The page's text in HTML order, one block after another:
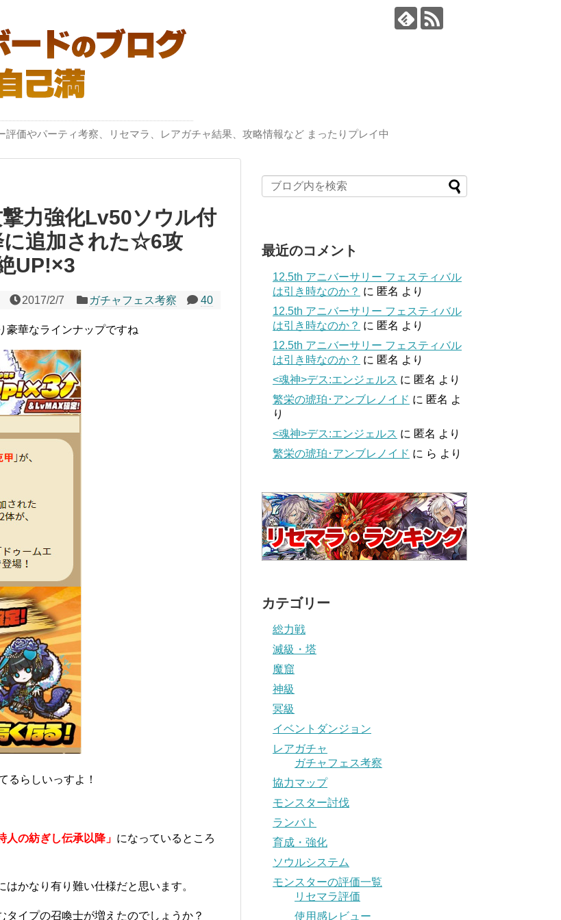
価やパーティ考察、リセマラ、レアガチャ結果、攻略情報など まったりプレイ中
力強化Lv50ソウル付
に追加された☆6攻
UP!×3
2017/2/7 ガチャフェス考察 40
豪華なラインナップですね
るらしいっすよ！
人の紡ぎし伝承以降」 になっているところ
かなり有り難い仕様だと思います。
イプの召喚士が増えたのでしょうか？
最近のコメント
12.5th アニバーサリー フェスティバル
は引き時なのか？ に 匿名 より
12.5th アニバーサリー フェスティバル
は引き時なのか？ に 匿名 より
12.5th アニバーサリー フェスティバル
は引き時なのか？ に 匿名 より
<魂神>デス:エンジェルス に 匿名 より
繁栄の琥珀･アンブレノイド に 匿名 よ
り
<魂神>デス:エンジェルス に 匿名 より
繁栄の琥珀･アンブレノイド に ら より
カテゴリー
総力戦
滅級・塔
魔窟
神級
冥級
イベントダンジョン
レアガチャ
ガチャフェス考察
協力マップ
モンスター討伐
ランバト
育成・強化
ソウルシステム
モンスターの評価一覧
リセマラ評価
使用感レビュー